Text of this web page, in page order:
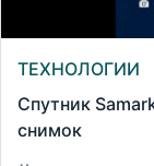
ТЕХНОЛОГИИ
Спутник
снимок